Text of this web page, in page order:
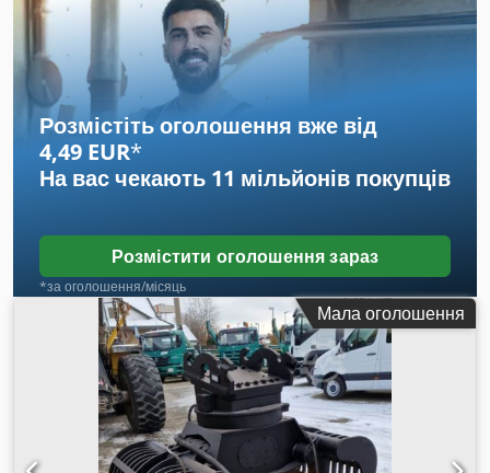
Розмістіть оголошення вже від
4,49 EUR*
На вас чекають 11 мільйонів покупців
Розмістити оголошення зараз
*за оголошення/місяць
Мала оголошення